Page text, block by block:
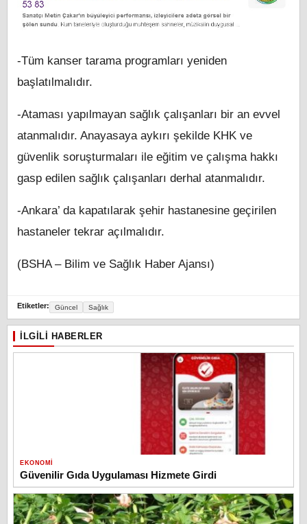
-Tüm kanser tarama programları yeniden
başlatılmalıdır.
-Ataması yapılmayan sağlık çalışanları bir an evvel
atanmalıdır. Anayasaya aykırı şekilde KHK ve
güvenlik soruşturmaları ile eğitim ve çalışma hakkı
gasp edilen sağlık çalışanları derhal atanmalıdır.
-Ankara’ da kapatılarak şehir hastanesine geçirilen
hastaneler tekrar açılmalıdır.
(BSHA – Bilim ve Sağlık Haber Ajansı)
Etiketler: Güncel Sağlık
İLGILI HABERLER
EKONOMI
Güvenilir Gıda Uygulaması Hizmete Girdi